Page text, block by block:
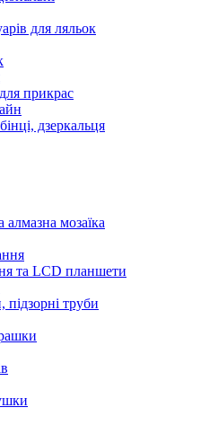
для ляльок
прикрас
дзеркальця
мозаїка
та LCD планшети
труби